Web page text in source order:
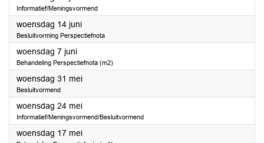
Informatief/Meningsvormend
woensdag 14 juni2023
Besluitvorming Perspectiefnota
woensdag 7 juni2023
Behandeling Perspectiefnota (m2)
woensdag 31 mei2023
Besluitvormend
woensdag 24 mei2023
Informatief/Meningsvormend/Besluitvormend
woensdag 17 mei2023